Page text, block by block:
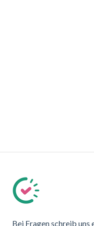
Bei Fragen schreib uns